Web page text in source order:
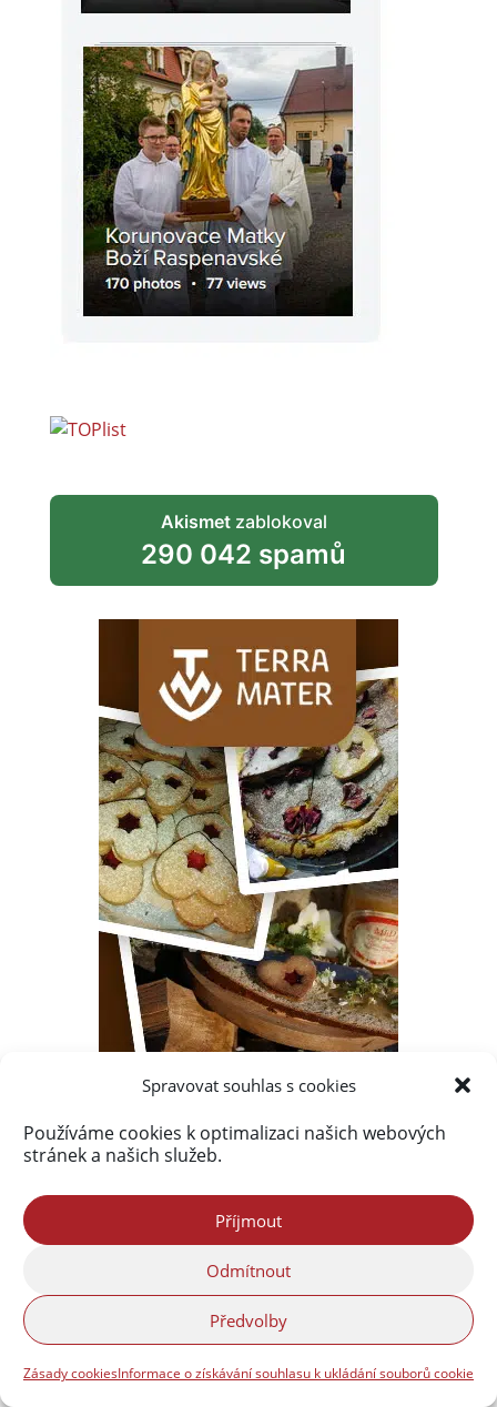
Spravovat souhlas s cookies
Používáme cookies k optimalizaci našich webových
stránek a našich služeb.
Příjmout
Odmítnout
Předvolby
Zásady cookiesInformace o získávání souhlasu k ukládání souborů cookie
Akismetzablokoval
290 042 spamů